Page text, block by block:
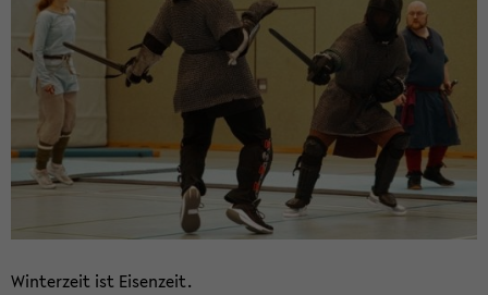
Win­ter­zeit ist Ei­sen­zeit.